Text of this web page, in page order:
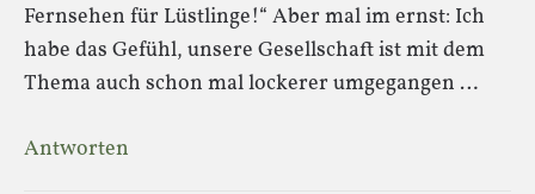
Fernsehen für Lüstlinge!“ Aber mal im ernst: Ich
habe das Gefühl, unsere Gesellschaft ist mit dem
Thema auch schon mal lockerer umgegangen …
Antworten